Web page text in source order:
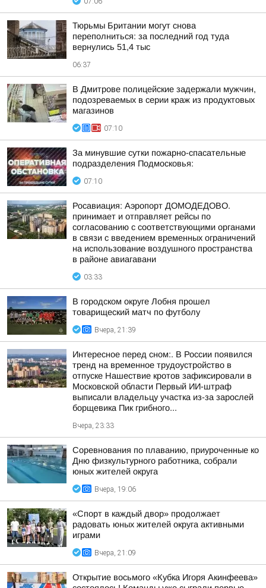
Тюрьмы Британии могут снова
переполниться: за последний год туда
вернулись 51,4 тыс
06:37
В Дмитрове полицейские задержали мужчин,
подозреваемых в серии краж из продуктовых
магазинов
07:10
За минувшие сутки пожарно-спасательные
подразделения Подмосковья:
07:10
Росавиация: Аэропорт ДОМОДЕДОВО.
принимает и отправляет рейсы по
согласованию с соответствующими органами
в связи с введением временных ограничений
на использование воздушного пространства
в районе авиагавани
03:33
В городском округе Лобня прошел
товарищеский матч по футболу
Вчера, 21:39
Интересное перед сном:. В России появился
тренд на временное трудоустройство в
отпуске Нашествие кротов зафиксировали в
Московской области Первый ИИ-штраф
выписали владельцу участка из-за зарослей
борщевика Пик грибного...
Вчера, 23:33
Соревнования по плаванию, приуроченные ко
Дню физкультурного работника, собрали
юных жителей округа
Вчера, 19:06
«Спорт в каждый двор» продолжает
радовать юных жителей округа активными
играми
Вчера, 21:09
Открытие восьмого «Кубка Игоря Акинфеева»